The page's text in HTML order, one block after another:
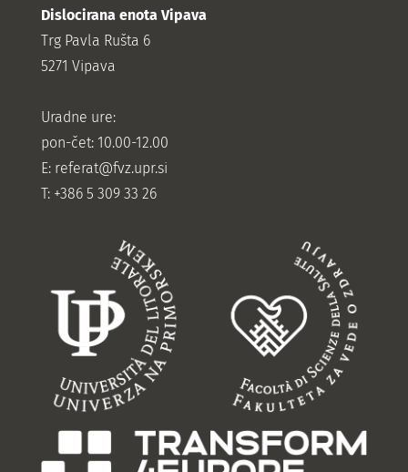
Dislocirana enota Vipava
Trg Pavla Rušta 6
5271 Vipava
Uradne ure:
pon-čet: 10.00-12.00
E: referat@fvz.upr.si
T: +386 5 309 33 26